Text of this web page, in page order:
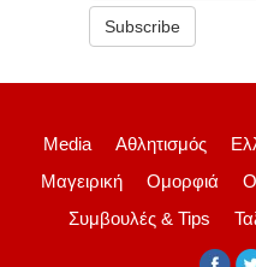
Subscribe
Media Αθλητισμός
Μαγειρική
Ομορφιά
Συμβουλές & Tips